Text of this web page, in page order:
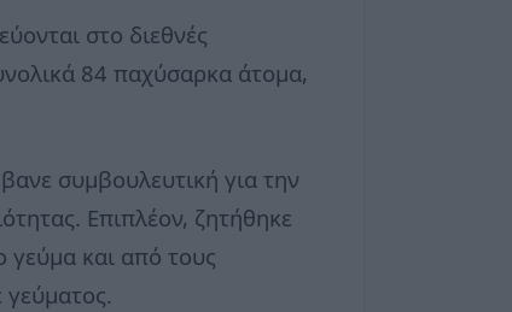
στο διεθνές
84 παχύσαρκα άτομα,
συμβουλευτική για την
Επιπλέον, ζητήθηκε
και από τους
γεύματος.